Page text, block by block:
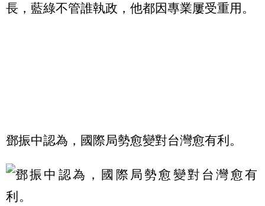
長，藍綠不管誰執政，他都因專業屢受重用。
鄧振中認為，國際局勢愈變對台灣愈有利。